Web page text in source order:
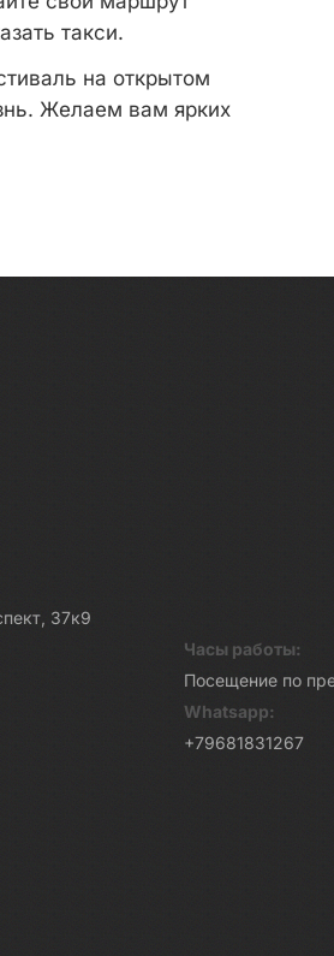
такси.
на открытом
Желаем вам ярких
37к9
Часы работы:
Посещение по
Whatsapp:
+79681831267